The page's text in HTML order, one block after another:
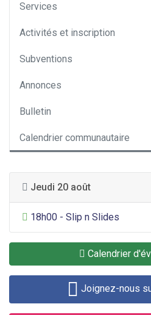
Services
Activités et inscription
Subventions
Annonces
Bulletin
Calendrier communautaire
Jeudi 20 août
Divertissement général
18h00 - Slip n Slides
Calendrier
Joignez-nous